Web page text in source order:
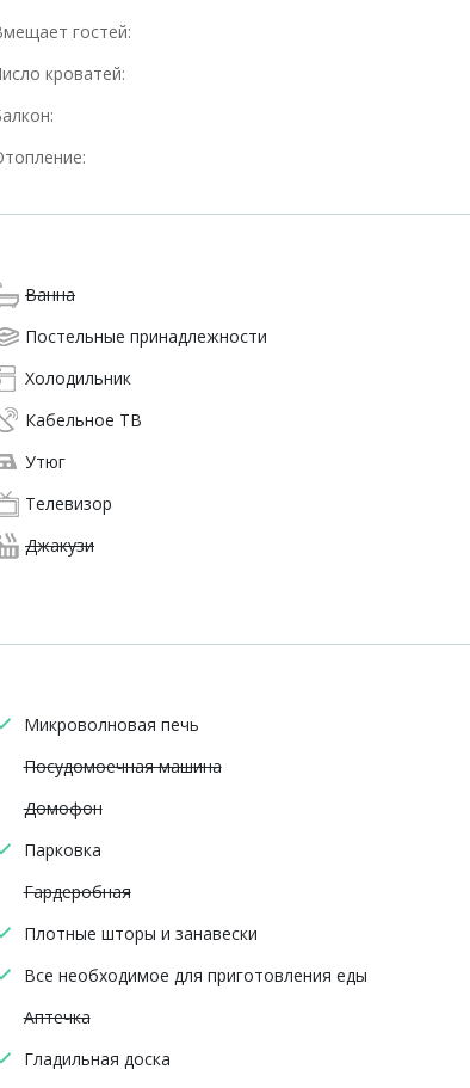
гостей:
кроватей:
Ванна
Постельные принадлежности
Холодильник
Кабельное ТВ
Утюг
Телевизор
Джакузи
Микроволновая печь
Посудомоечная машина
Домофон
Парковка
Гардеробная
Плотные шторы и занавески
Все необходимое для приготовления еды
Аптечка
Гладильная доска